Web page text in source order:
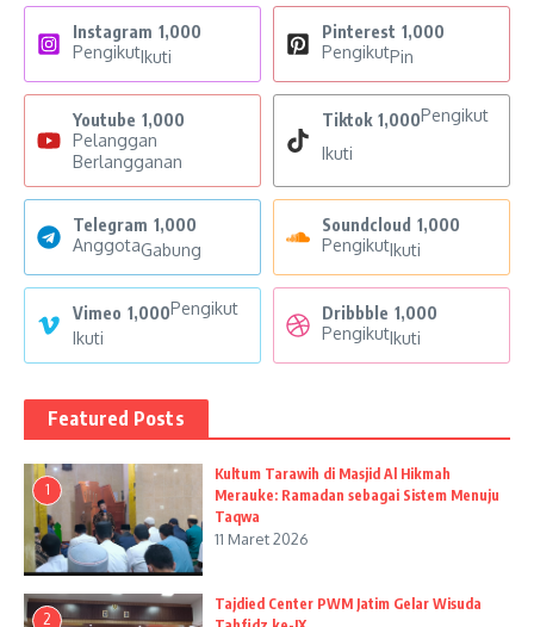
Instagram 1,000
PengikutIkuti
Pinterest 1,000
PengikutPin
Youtube 1,000
Pelanggan
Berlangganan
Tiktok 1,000Pengikut
Ikuti
Telegram 1,000
AnggotaGabung
Soundcloud 1,000
PengikutIkuti
Vimeo 1,000Pengikut
Ikuti
Dribbble 1,000
PengikutIkuti
Featured Posts
1
Kultum Tarawih di Masjid Al Hikmah
Merauke: Ramadan sebagai Sistem Menuju
Taqwa
11 Maret 2026
2
Tajdied Center PWM Jatim Gelar Wisuda